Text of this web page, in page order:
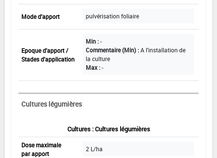
Mode d'apport pulvérisation foliaire
Epoque d'apport /
Stades d'application
Min :-
Commentaire (Min) :A l'installation de
la culture
Max :-
Cultures légumières
Cultures : Cultures légumières
Dose maximale
par apport
2 L/ha